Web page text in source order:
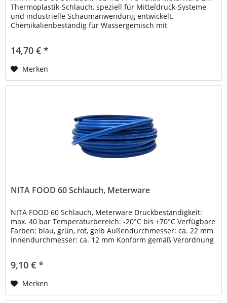
Thermoplastik-Schlauch, speziell für Mitteldruck-Systeme
und industrielle Schaumanwendung entwickelt.
Chemikalienbeständig für Wassergemisch mit
14,70 € *
Merken
NITA FOOD 60 Schlauch, Meterware
NITA FOOD 60 Schlauch, Meterware Druckbeständigkeit:
max. 40 bar Temperaturbereich: -20°C bis +70°C Verfügbare
Farben: blau, grün, rot, gelb Außendurchmesser: ca. 22 mm
Innendurchmesser: ca. 12 mm Konform gemäß Verordnung
9,10 € *
Merken